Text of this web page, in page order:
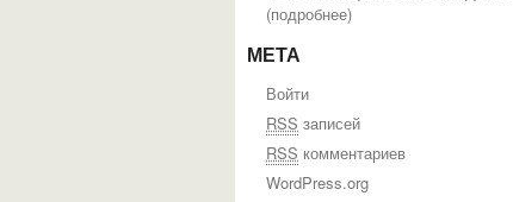
(подробнее)
МЕТА
Войти
RSS записей
RSS комментариев
WordPress.org